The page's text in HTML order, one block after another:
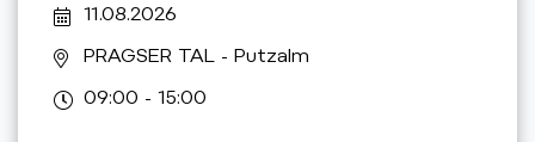
11.08.2026
PRAGSER TAL - Putzalm
09:00 - 15:00